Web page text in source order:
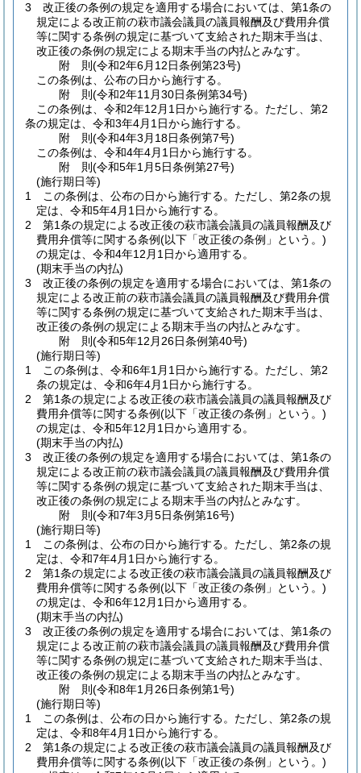
3
改正後の条例の規定を適用する場合においては、第1条の
規定による改正前の萩市議会議員の議員報酬及び費用弁償
等に関する条例の規定に基づいて支給された期末手当は、
改正後の条例の規定による期末手当の内払とみなす。
附 則(令和2年6月12日条例第23号)
この条例は、公布の日から施行する。
附 則(令和2年11月30日条例第34号)
この条例は、令和2年12月1日から施行する。 ただし、第2
条の規定は、令和3年4月1日から施行する。
附 則(令和4年3月18日条例第7号)
この条例は、令和4年4月1日から施行する。
附 則(令和5年1月5日条例第27号)
(施行期日等)
1
この条例は、公布の日から施行する。 ただし、第2条の規
定は、令和5年4月1日から施行する。
2
第1条の規定による改正後の萩市議会議員の議員報酬及び
費用弁償等に関する条例(以下「改正後の条例」という。)
の規定は、令和4年12月1日から適用する。
(期末手当の内払)
3
改正後の条例の規定を適用する場合においては、第1条の
規定による改正前の萩市議会議員の議員報酬及び費用弁償
等に関する条例の規定に基づいて支給された期末手当は、
改正後の条例の規定による期末手当の内払とみなす。
附 則(令和5年12月26日条例第40号)
(施行期日等)
1
この条例は、令和6年1月1日から施行する。 ただし、第2
条の規定は、令和6年4月1日から施行する。
2
第1条の規定による改正後の萩市議会議員の議員報酬及び
費用弁償等に関する条例(以下「改正後の条例」という。)
の規定は、令和5年12月1日から適用する。
(期末手当の内払)
3
改正後の条例の規定を適用する場合においては、第1条の
規定による改正前の萩市議会議員の議員報酬及び費用弁償
等に関する条例の規定に基づいて支給された期末手当は、
改正後の条例の規定による期末手当の内払とみなす。
附 則(令和7年3月5日条例第16号)
(施行期日等)
1
この条例は、公布の日から施行する。 ただし、第2条の規
定は、令和7年4月1日から施行する。
2
第1条の規定による改正後の萩市議会議員の議員報酬及び
費用弁償等に関する条例(以下「改正後の条例」という。)
の規定は、令和6年12月1日から適用する。
(期末手当の内払)
3
改正後の条例の規定を適用する場合においては、第1条の
規定による改正前の萩市議会議員の議員報酬及び費用弁償
等に関する条例の規定に基づいて支給された期末手当は、
改正後の条例の規定による期末手当の内払とみなす。
附 則(令和8年1月26日条例第1号)
(施行期日等)
1
この条例は、公布の日から施行する。 ただし、第2条の規
定は、令和8年4月1日から施行する。
2
第1条の規定による改正後の萩市議会議員の議員報酬及び
費用弁償等に関する条例(以下「改正後の条例」という。)